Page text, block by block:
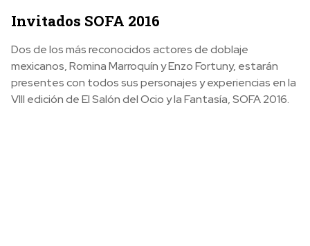
Invitados SOFA 2016
Dos de los más reconocidos actores de doblaje
mexicanos, Romina Marroquín y Enzo Fortuny, estarán
presentes con todos sus personajes y experiencias en la
VIII edición de El Salón del Ocio y la Fantasía, SOFA 2016.